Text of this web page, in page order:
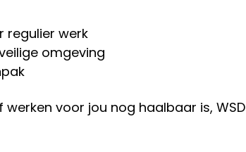
regulier werk
omgeving
voor jou nog haalbaar is, WSD